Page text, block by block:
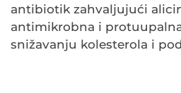
antibiotik zahvaljujući
antimikrobna i
snižavanju kolesterola i